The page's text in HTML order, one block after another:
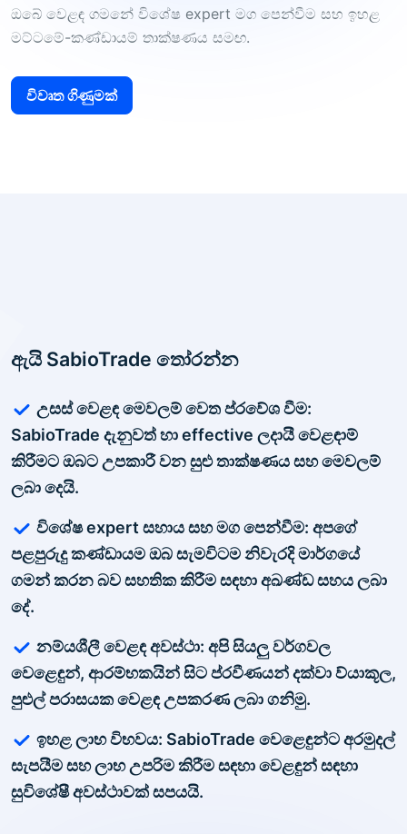
ඔබේ වෙළඳ ගමනේ විශේෂ expert මග පෙන්වීම සහ ඉහළ
මට්ටමේ-කණ්ඩායම් තාක්ෂණය සමඟ.
විවෘත ගිණුමක්
ඇයි SabioTrade තෝරන්න
උසස් වෙළඳ මෙවලම් වෙත ප්රවේශ වීම:
SabioTrade දැනුවත් හා effective ලදායී වෙළඳාම්
කිරීමට ඔබට උපකාරී වන සුළු තාක්ෂණය සහ මෙවලම්
ලබා දෙයි.
විශේෂ expert සහාය සහ මග පෙන්වීම: අපගේ
පළපුරුදු කණ්ඩායම ඔබ සැමවිටම නිවැරදි මාර්ගයේ
ගමන් කරන බව සහතික කිරීම සඳහා අඛණ්ඩ සහය ලබා
දේ.
නම්යශීලී වෙළඳ අවස්ථා: අපි සියලු වර්ගවල
වෙළෙඳුන්, ආරම්භකයින් සිට ප්රවීණයන් දක්වා ව්යාකූල,
පුළුල් පරාසයක වෙළඳ උපකරණ ලබා ගනිමු.
ඉහළ ලාභ විභවය: SabioTrade වෙළෙඳුන්ට අරමුදල්
සැපයීම සහ ලාභ උපරිම කිරීම සඳහා වෙළඳුන් සඳහා
සුවිශේෂී අවස්ථාවක් සපයයි.